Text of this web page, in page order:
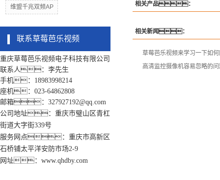
维盟千兆双频AP
联系草莓芭乐视频
重庆草莓芭乐视频电子科技有限公司
联系人：李先生
手机：18983998214
座机：023-64862808
邮箱：327927192@qq.com
公司地址：重庆市璧山区青杠
街道大字街339号
服务网点：重庆市高新区
石桥铺太平洋安防市场2-9
网址：www.qhdby.com
相关产品：
相关新闻：
草莓芭乐视频来学习一下如
高清监控摄像机容易忽略的